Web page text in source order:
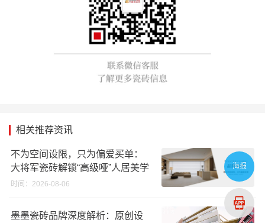
相关推荐资讯
不为空间设限，只为偏爱买单：
大将军瓷砖解锁“高级哑”人居美学
时间：2026-08-06
墨墨瓷砖品牌深度解析：原创设
海报